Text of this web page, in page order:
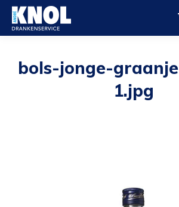
bols-jonge-
1.jpg